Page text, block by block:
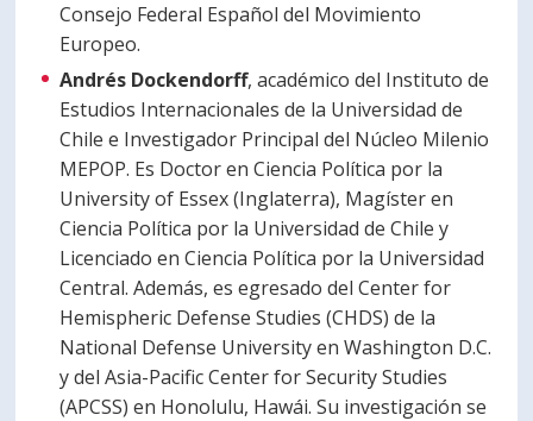
Consejo Federal Español del Movimiento
Europeo.
Andrés Dockendorff, académico del Instituto de
Estudios Internacionales de la Universidad de
Chile e Investigador Principal del Núcleo Milenio
MEPOP. Es Doctor en Ciencia Política por la
University of Essex (Inglaterra), Magíster en
Ciencia Política por la Universidad de Chile y
Licenciado en Ciencia Política por la Universidad
Central. Además, es egresado del Center for
Hemispheric Defense Studies (CHDS) de la
National Defense University en Washington D.C.
y del Asia-Pacific Center for Security Studies
(APCSS) en Honolulu, Hawái. Su investigación se